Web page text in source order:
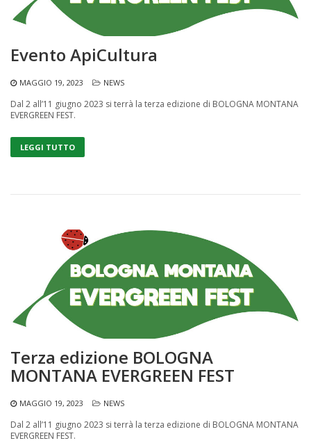
Evento ApiCultura
MAGGIO 19, 2023 NEWS
Dal 2 all’11 giugno 2023 si terrà la terza edizione di BOLOGNA MONTANA
EVERGREEN FEST.
LEGGI TUTTO
Terza edizione BOLOGNA
MONTANA EVERGREEN FEST
MAGGIO 19, 2023 NEWS
Dal 2 all’11 giugno 2023 si terrà la terza edizione di BOLOGNA MONTANA
EVERGREEN FEST.